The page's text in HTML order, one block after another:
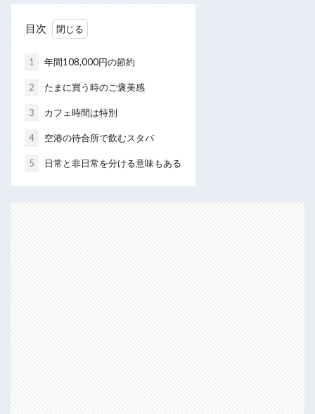
目次
1 年間108,000円の節約
2 たまに買う時のご褒美感
3 カフェ時間は特別
4 空港の待合所で飲むスタバ
5 日常と非日常を分ける意味もある